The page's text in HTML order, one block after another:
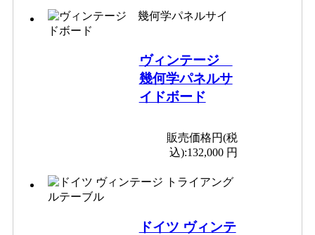
ヴィンテージ
幾何学パネルサ
イドボード
販売価格円(税
込):132,000 円
ドイツ ヴィンテ